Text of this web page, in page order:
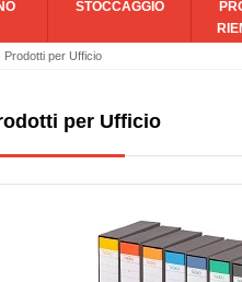
STOCCAGGIO
Prodotti per Ufficio
per Ufficio